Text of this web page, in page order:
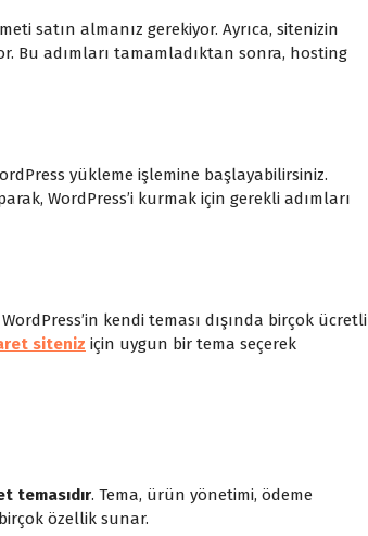
satın almanız gerekiyor. Ayrıca, sitenizin
Bu adımları tamamladıktan sonra, hosting
yükleme işlemine başlayabilirsiniz.
WordPress’i kurmak için gerekli adımları
kendi teması dışında birçok ücretli
siteniz için uygun bir tema seçerek
temasıdır. Tema, ürün yönetimi, ödeme
özellik sunar.